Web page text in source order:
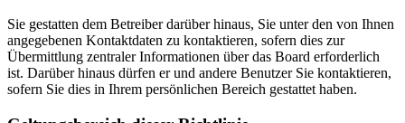
Sie gestatten dem Betreiber darüber hinaus, Sie unter den von Ihnen
angegebenen Kontaktdaten zu kontaktieren, sofern dies zur
Übermittlung zentraler Informationen über das Board erforderlich
ist. Darüber hinaus dürfen er und andere Benutzer Sie kontaktieren,
sofern Sie dies in Ihrem persönlichen Bereich gestattet haben.